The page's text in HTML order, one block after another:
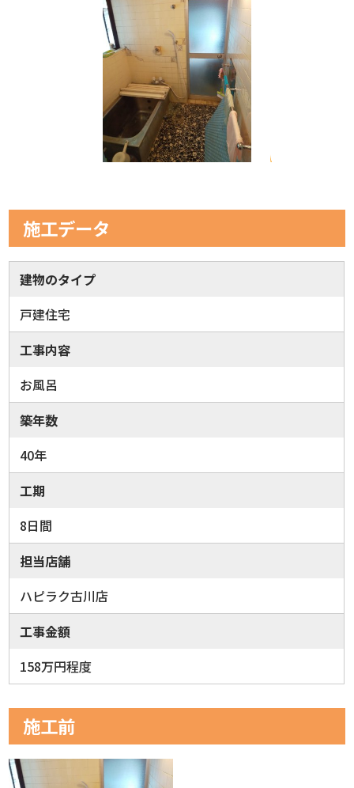
施工データ
建物のタイプ
戸建住宅
工事内容
お風呂
築年数
40年
工期
8日間
担当店舗
ハピラク古川店
工事金額
158万円程度
施工前